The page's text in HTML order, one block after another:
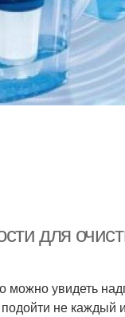
для
увидеть
не каждый